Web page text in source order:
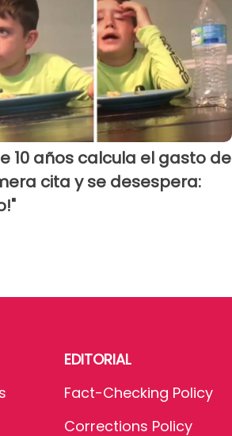
10 años calcula el gasto de
cita y se desespera:
EDITORIAL
Fact-Checking Policy
Corrections Policy